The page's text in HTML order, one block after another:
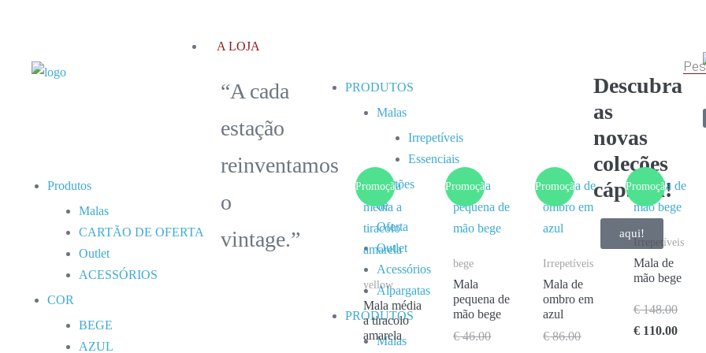
A LOJA
“A cada
estação
reinventamos
o
vintage.”
PRODUTOS
Malas
Irrepetíveis
Essenciais
Cartões
de
Oferta
Outlet
Acessórios
Alpargatas
PRODUTOS
Malas
Descubra
as
novas
coleções
cápsula!
aqui!
Produtos
Malas
CARTÃO DE OFERTA
Outlet
ACESSÓRIOS
COR
BEGE
AZUL
Promoção!
yellow
Mala média
a tiracolo
amarela
Promoção!
bege
Mala
pequena de
mão bege
€46.00
Promoção!
Irrepetíveis
Mala de
ombro em
azul
€86.00
Promoção!
Irrepetíveis
Mala de
mão bege
€148.00
€110.00